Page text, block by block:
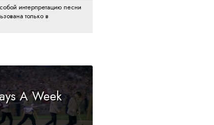
интерпретацию песни
только в
A Week